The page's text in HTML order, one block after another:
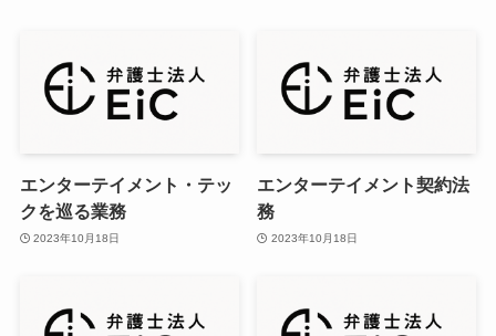
エンターテイメント・テッ
クを巡る業務
2023年10月18日
エンターテイメント契約法
務
2023年10月18日